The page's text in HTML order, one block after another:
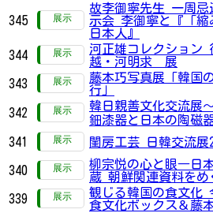
345
故李御寧先生 一周忌
示会 李御寧と『「縮
日本人』
344
河正雄コレクション
越・河明求 展
343
藤本巧写真展「韓国
行」
342
韓日親善文化交流展
鈿漆器と日本の陶磁
341
閨房工芸 日韓交流展
340
柳宗悦の心と眼―日
蔵 朝鮮関連資料を
339
観じる韓国の食文化
食文化ボックス＆藤